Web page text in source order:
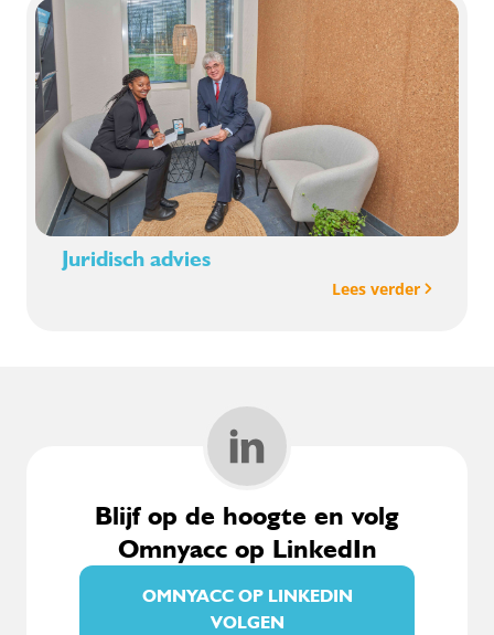
Juridisch advies
Lees verder
Blijf op de hoogte en volg
Omnyacc op LinkedIn
OMNYACC OP LINKEDIN
VOLGEN